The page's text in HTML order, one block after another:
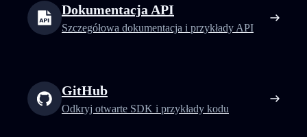
Dokumentacja API
Szczegółowa dokumentacja i przykłady API
GitHub
Odkryj otwarte SDK i przykłady kodu